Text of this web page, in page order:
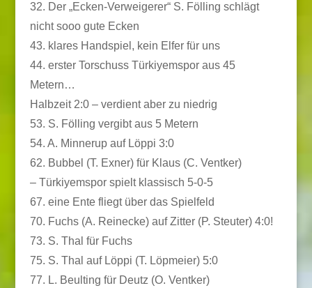
32. Der „Ecken-Verweigerer“ S. Fölling schlägt
nicht sooo gute Ecken
43. klares Handspiel, kein Elfer für uns
44. erster Torschuss Türkiyemspor aus 45
Metern…
Halbzeit 2:0 – verdient aber zu niedrig
53. S. Fölling vergibt aus 5 Metern
54. A. Minnerup auf Löppi 3:0
62. Bubbel (T. Exner) für Klaus (C. Ventker)
– Türkiyemspor spielt klassisch 5-0-5
67. eine Ente fliegt über das Spielfeld
70. Fuchs (A. Reinecke) auf Zitter (P. Steuter) 4:0!
73. S. Thal für Fuchs
75. S. Thal auf Löppi (T. Löpmeier) 5:0
77. L. Beulting für Deutz (O. Ventker)